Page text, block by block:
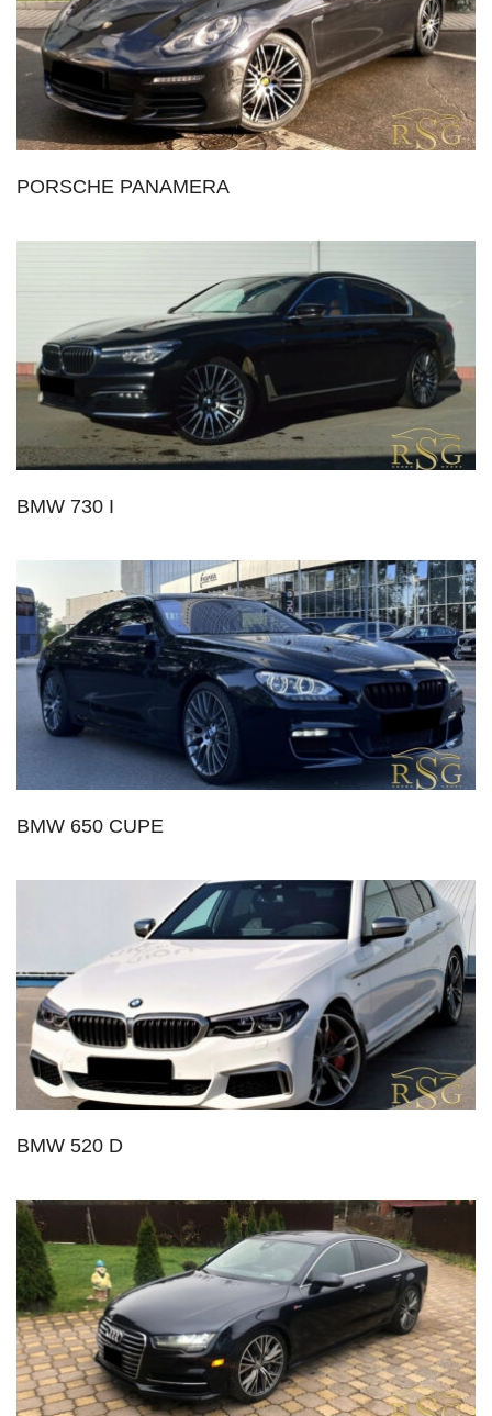
PORSCHE PANAMERA
BMW 730 I
BMW 650 CUPE
BMW 520 D